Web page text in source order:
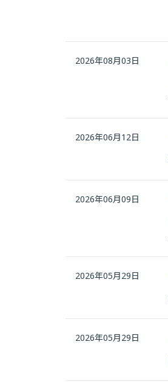
2026年08月03日
2026年06月12日
2026年06月09日
2026年05月29日
2026年05月29日